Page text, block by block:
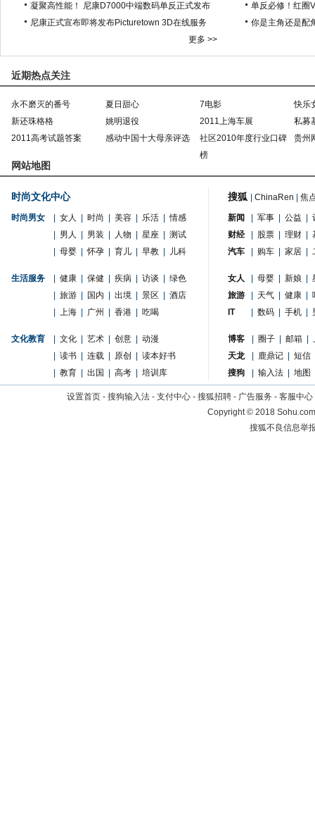
凝聚高性能！ 尼康D7000中端数码单反正式发布
尼康正式宣布即将发布Picturetown 3D在线服务
更多 >>
单反必修！红圈
你是主角还是配
近期热点关注
永不磨灭的番号 夏日甜心 7电影
快乐
新还珠格格
姚明退役 2011上海车展
私募
2011高考试题答案
感动中国十大母亲评选
社区2010年度行业口碑
榜
贵州
网站地图
时尚文化中心
时尚男女 女人 时尚 美容 乐活
情感
男人 男装 人物 星座
测试
母婴 怀孕 育儿 早教 儿科
生活服务 健康 保健 疾病 访谈
绿色
旅游 国内 出境 景区
酒店
上海 广州 香港 吃喝
文化教育 文化 艺术 创意
动漫
读书 连载 原创
读本好书
教育 出国 高考 培训库
搜狐 ChinaRen 焦
新闻 军事 公益
财经
股票 理财
汽车
购车 家居
女人 母婴 新娘
旅游
天气 健康
IT
数码 手机
博客 圈子 邮箱
天龙
鹿鼎记
短信
搜狗
输入法 地图
设置首页 - 搜狗输入法 - 支付中心 - 搜狐招聘 - 广告服务 - 客服中心
Copyright©2018
搜狐不良信息举